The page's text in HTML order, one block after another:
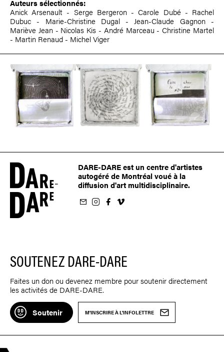
Auteurs sélectionnés:
Anick Arsenault - Serge Bergeron - Carole Dubé - Rachel
Dubuc - Marie-Christine Dugal - Jean-Claude Gagnon -
Mariève Jean - Nicolas Kis - André Marceau - Christine Martel
- Martin Renaud - Michel Viger
DARE-DARE est un centre d'artistes
autogéré de Montréal voué à la
diffusion d'art multidisciplinaire.
sur Instagram
sur Facebook
nous sur Vimeo
SOUTENEZ DARE-DARE
Faites un don ou devenez membre pour soutenir directement
les activités de DARE-DARE.
Soutenir M'INSCRIRE À L'INFOLETTRE